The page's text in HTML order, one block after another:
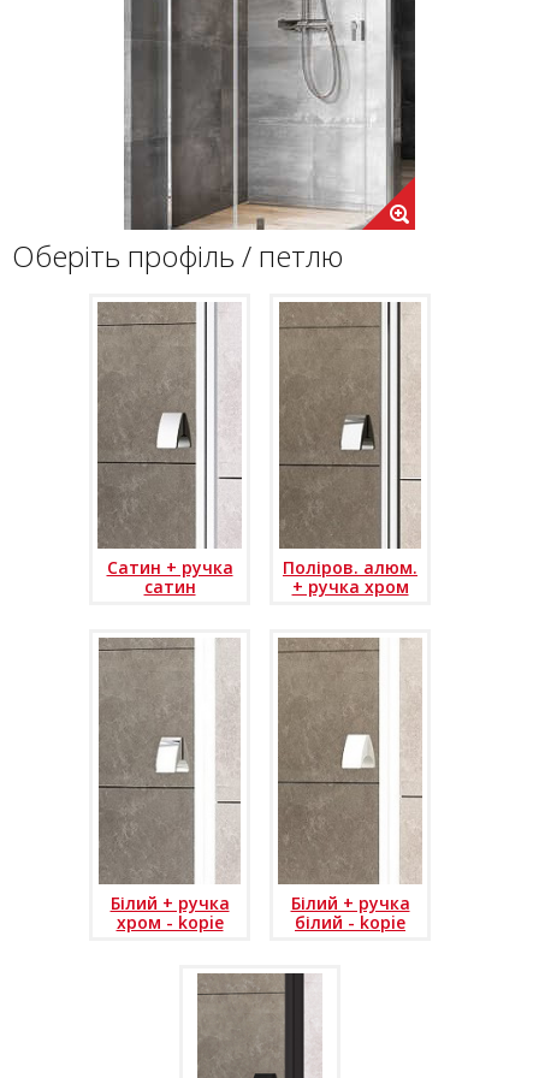
Оберіть профіль / петлю
Сатин + ручка
сатин
Поліров. алюм.
+ ручка хром
Білий + ручка
хром - kopie
Білий + ручка
білий - kopie